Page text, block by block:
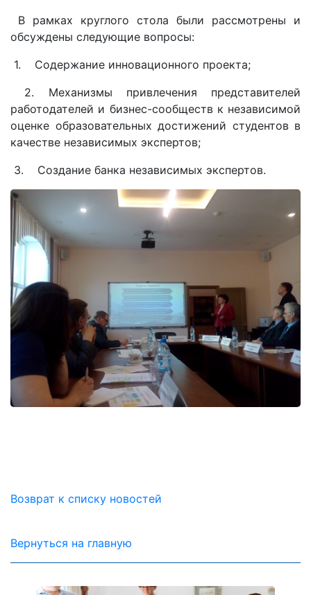
В рамках круглого стола были рассмотрены и
обсуждены следующие вопросы:
1. Содержание инновационного проекта;
2. Механизмы привлечения представителей
работодателей и бизнес-сообществ к независимой
оценке образовательных достижений студентов в
качестве независимых экспертов;
3. Создание банка независимых экспертов.
Возврат к списку новостей
Вернуться на главную